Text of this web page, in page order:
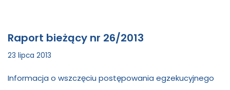
Raport bieżący nr 26/2013
23 lipca 2013
Informacja o wszczęciu postępowania egzekucyjnego